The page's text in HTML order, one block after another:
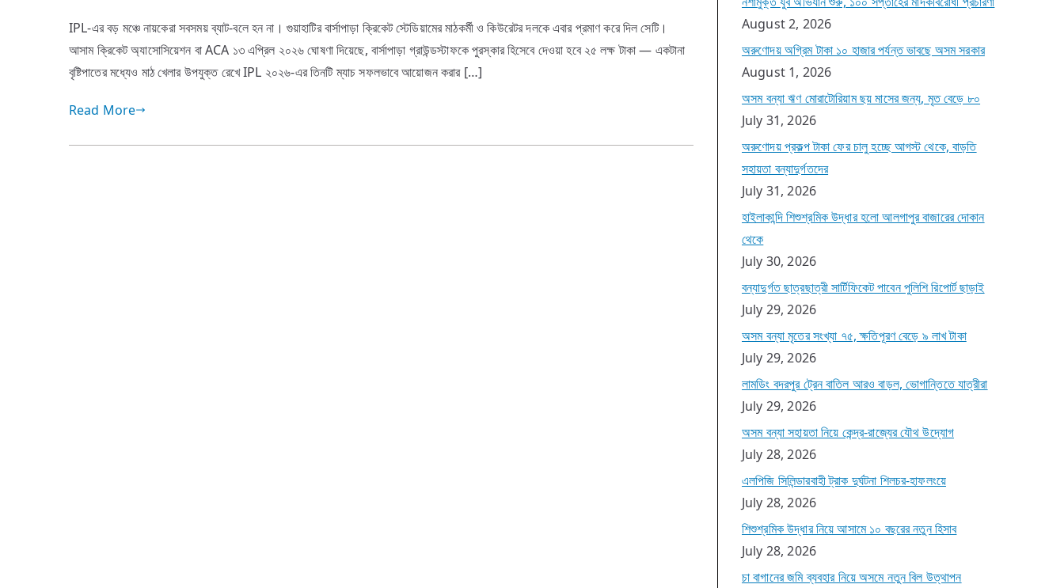
IPL-এর বড় মঞ্চে নায়কেরা সবসময় ব্যাট-বলে হন না। গুয়াহাটির বার্সাপাড়া ক্রিকেট স্টেডিয়ামের মাঠকর্মী ও কিউরেটর দলকে এবার প্রমাণ করে দিল সেটি।
আসাম ক্রিকেট অ্যাসোসিয়েশন বা ACA ১৩ এপ্রিল ২০২৬ ঘোষণা দিয়েছে, বার্সাপাড়া গ্রাউন্ডস্টাফকে পুরস্কার হিসেবে দেওয়া হবে ২৫ লক্ষ টাকা — একটানা
বৃষ্টিপাতের মধ্যেও মাঠ খেলার উপযুক্ত রেখে IPL ২০২৬-এর তিনটি ম্যাচ সফলভাবে আয়োজন করার […]
Read More
August 2, 2026
অরুণোদয় অগ্রিম টাকা ১০ হাজার পর্যন্ত ভাবছে অসম সরকার
August 1, 2026
অসম বন্যা ঋণ মোরাটোরিয়াম ছয় মাসের জন্য, মৃত বেড়ে ৮০
July 31, 2026
অরুণোদয় প্রকল্প টাকা ফের চালু হচ্ছে আগস্ট থেকে, বাড়তি
সহায়তা বন্যাদুর্গতদের
July 31, 2026
হাইলাকান্দি শিশুশ্রমিক উদ্ধার হলো আলগাপুর বাজারের দোকান
থেকে
July 30, 2026
বন্যাদুর্গত ছাত্রছাত্রী সার্টিফিকেট পাবেন পুলিশি রিপোর্ট ছাড়াই
July 29, 2026
অসম বন্যা মৃতের সংখ্যা ৭৫, ক্ষতিপূরণ বেড়ে ৯ লাখ টাকা
July 29, 2026
লামডিং বদরপুর ট্রেন বাতিল আরও বাড়ল, ভোগান্তিতে যাত্রীরা
July 29, 2026
অসম বন্যা সহায়তা নিয়ে কেন্দ্র-রাজ্যের যৌথ উদ্যোগ
July 28, 2026
এলপিজি সিলিন্ডারবাহী ট্রাক দুর্ঘটনা শিলচর-হাফলংয়ে
July 28, 2026
শিশুশ্রমিক উদ্ধার নিয়ে আসামে ১০ বছরের নতুন হিসাব
July 28, 2026
চা বাগানের জমি ব্যবহার নিয়ে অসমে নতুন বিল উত্থাপন